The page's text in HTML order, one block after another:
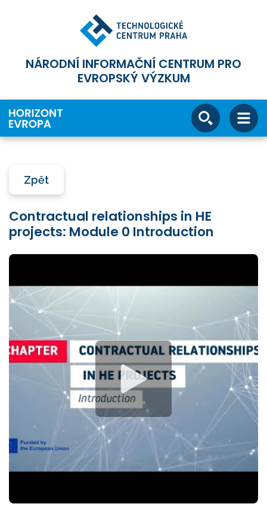
NÁRODNÍ INFORMAČNÍ CENTRUM PRO
EVROPSKÝ VÝZKUM
Zpět
Contractual relationships in HE
projects: Module 0 Introduction